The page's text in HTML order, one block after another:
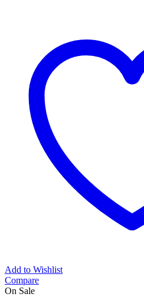
Add to Wishlist
Compare
On Sale